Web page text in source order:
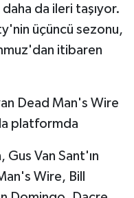
da ileri taşıyor.
üçüncü sezonu,
itibaren
Dead Man's Wire
platformda
Van Sant'ın
Wire, Bill